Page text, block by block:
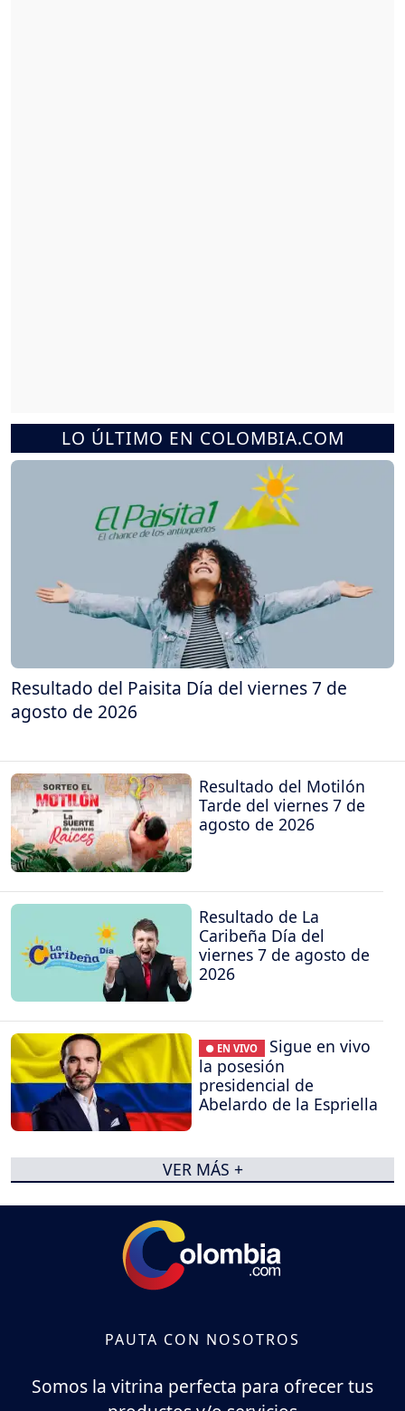
LO ÚLTIMO EN COLOMBIA.COM
Resultado del Paisita Día del viernes 7 de
agosto de 2026
Resultado del Motilón
Tarde del viernes 7 de
agosto de 2026
Resultado de La
Caribeña Día del
viernes 7 de agosto de
2026
● EN VIVO
Sigue en vivo
la posesión
presidencial de
Abelardo de la Espriella
VER MÁS +
PAUTA CON NOSOTROS
Somos la vitrina perfecta para ofrecer tus